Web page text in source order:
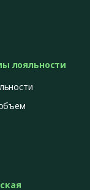
лояльности